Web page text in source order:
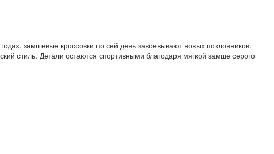
замшевые кроссовки по сей день завоевывают новых поклонников.
стиль. Детали остаются спортивными благодаря мягкой замше серого